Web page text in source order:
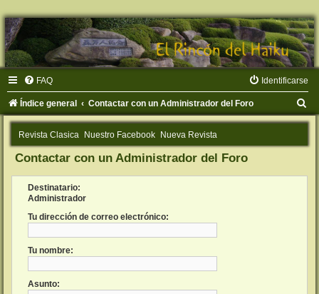
FAQ Identificarse
Índice general Contactar con un Administrador del Foro
u
Revista Clasica Nuestro Facebook Nueva Revista
Contactar con un Administrador del Foro
Destinatario:
Administrador
Tu dirección de correo electrónico:
Tu nombre:
Asunto: